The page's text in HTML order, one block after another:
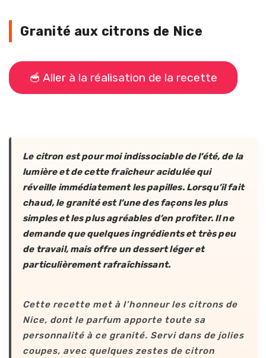
Granité aux citrons de Nice
🥣 Aller à la réalisation de la recette
Le citron est pour moi indissociable de l’été, de la
lumière et de cette fraîcheur acidulée qui
réveille immédiatement les papilles. Lorsqu’il fait
chaud, le granité est l’une des façons les plus
simples et les plus agréables d’en profiter. Il ne
demande que quelques ingrédients et très peu
de travail, mais offre un dessert léger et
particulièrement rafraîchissant.
Cette recette met à l’honneur les citrons de
Nice, dont le parfum apporte toute sa
personnalité à ce granité. Servi dans de jolies
coupes, avec quelques zestes de citron